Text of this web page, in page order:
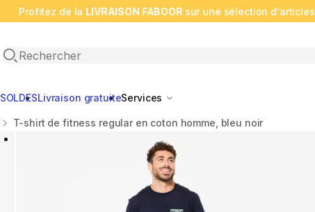
Profitez de la LIVRAISON FABOOR sur une sélection d'articles
Open search
SOLDESLivraison gratuiteServices
T-shirt de fitness regular en coton homme, bleu noir